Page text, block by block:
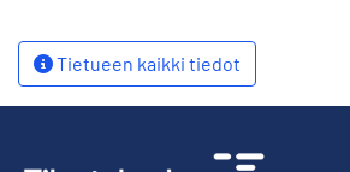
Tietueen kaikki tiedot